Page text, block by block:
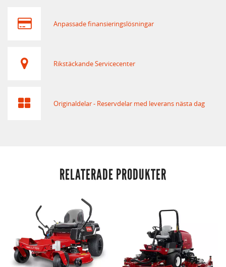
Anpassade finansieringslösningar
Rikstäckande Servicecenter
Originaldelar - Reservdelar med leverans nästa dag
RELATERADE PRODUKTER